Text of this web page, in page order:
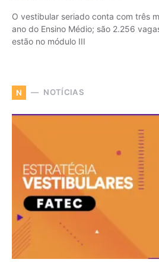
O vestibular seriado conta com três
ano do Ensino Médio; são 2.256
estão no módulo III
N NOTÍCIAS